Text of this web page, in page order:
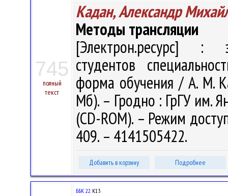
745
полный
текст
Кадан, Александр
Методы трансляции
[Электрон.ресурс] :
студентов
форма обучения / А. М.
Мб). – Гродно : ГрГУ им.
(CD-ROM). – Режим
409. – 4141505422.
Добавить в корзину Подробнее
ББК 22.К13